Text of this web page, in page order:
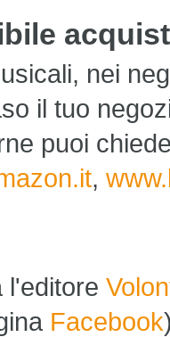
nei
il tuo
puoi
,
l'editore
Facebook